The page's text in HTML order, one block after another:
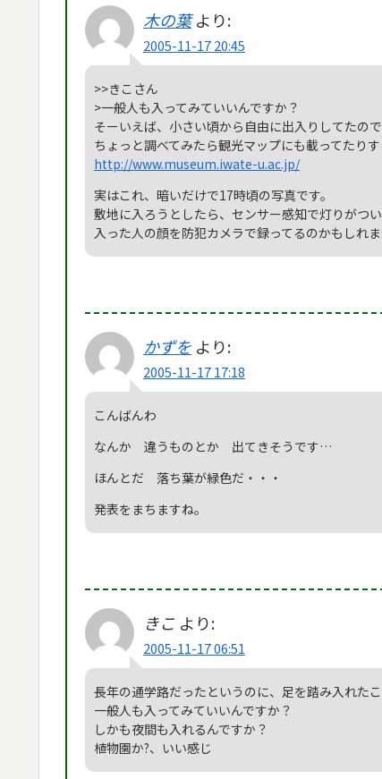
木の葉 より:
2005-11-17 20:45
>>きこさん
>一般人も入ってみていいんですか？
そーいえば、小さい頃から自由に出入りしてたの
ちょっと調べてみたら観光マップにも載ってたり
http://www.museum.iwate-u.ac.jp/
実はこれ、暗いだけで17時頃の写真です。
敷地に入ろうとしたら、センサー感知で灯りがつ
入った人の顔を防犯カメラで録ってるのかもしれま
かずを より:
2005-11-17 17:18
こんばんわ
なんか 違うものとか 出てきそうです…
ほんとだ 落ち葉が緑色だ・・・
発表をまちますね。
きこ より:
2005-11-17 06:51
長年の通学路だったというのに、足を踏み入れた
一般人も入ってみていいんですか？
しかも夜間も入れるんですか？
植物園か?、いい感じ